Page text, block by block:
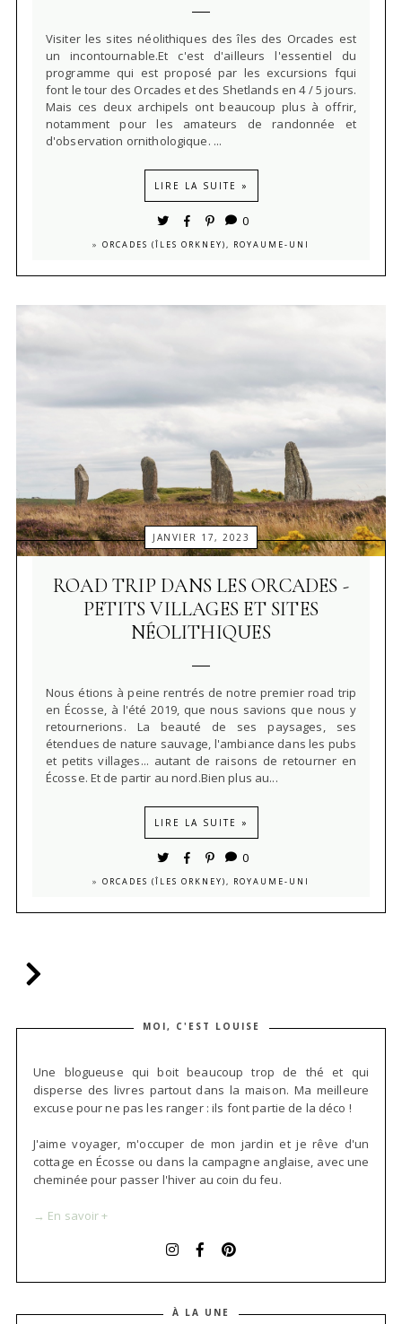
Visiter les sites néolithiques des îles des Orcades est
un incontournable.Et c'est d'ailleurs l'essentiel du
programme qui est proposé par les excursions fqui
font le tour des Orcades et des Shetlands en 4 / 5 jours.
Mais ces deux archipels ont beaucoup plus à offrir,
notamment pour les amateurs de randonnée et
d'observation ornithologique. ...
LIRE LA SUITE »
0
» ORCADES (ÎLES ORKNEY), ROYAUME-UNI
JANVIER 17, 2023
ROAD TRIP DANS LES ORCADES -
PETITS VILLAGES ET SITES
NÉOLITHIQUES
Nous étions à peine rentrés de notre premier road trip
en Écosse, à l'été 2019, que nous savions que nous y
retournerions. La beauté de ses paysages, ses
étendues de nature sauvage, l'ambiance dans les pubs
et petits villages... autant de raisons de retourner en
Écosse. Et de partir au nord.Bien plus au...
LIRE LA SUITE »
0
» ORCADES (ÎLES ORKNEY), ROYAUME-UNI
MOI, C'EST LOUISE
Une blogueuse qui boit beaucoup trop de thé et qui
disperse des livres partout dans la maison. Ma meilleure
excuse pour ne pas les ranger : ils font partie de la déco !
J'aime voyager, m'occuper de mon jardin et je rêve d'un
cottage en Écosse ou dans la campagne anglaise, avec une
cheminée pour passer l'hiver au coin du feu.
→ En savoir +
À LA UNE